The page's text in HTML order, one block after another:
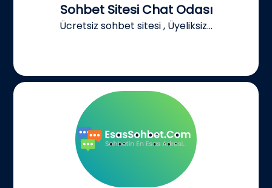
Sohbet Sitesi Chat Odası
Ücretsiz sohbet sitesi , Üyeliksiz...